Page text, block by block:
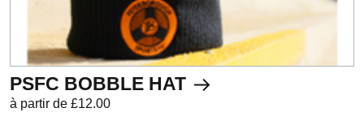
PSFC BOBBLE HAT
à partir de £12.00